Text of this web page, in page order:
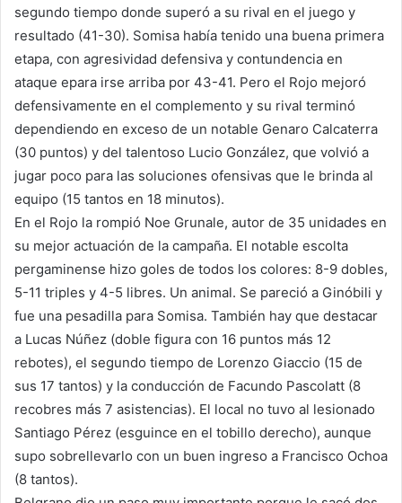
segundo tiempo donde superó a su rival en el juego y
resultado (41-30). Somisa había tenido una buena primera
etapa, con agresividad defensiva y contundencia en
ataque epara irse arriba por 43-41. Pero el Rojo mejoró
defensivamente en el complemento y su rival terminó
dependiendo en exceso de un notable Genaro Calcaterra
(30 puntos) y del talentoso Lucio González, que volvió a
jugar poco para las soluciones ofensivas que le brinda al
equipo (15 tantos en 18 minutos).
En el Rojo la rompió Noe Grunale, autor de 35 unidades en
su mejor actuación de la campaña. El notable escolta
pergaminense hizo goles de todos los colores: 8-9 dobles,
5-11 triples y 4-5 libres. Un animal. Se pareció a Ginóbili y
fue una pesadilla para Somisa. También hay que destacar
a Lucas Núñez (doble figura con 16 puntos más 12
rebotes), el segundo tiempo de Lorenzo Giaccio (15 de
sus 17 tantos) y la conducción de Facundo Pascolatt (8
recobres más 7 asistencias). El local no tuvo al lesionado
Santiago Pérez (esguince en el tobillo derecho), aunque
supo sobrellevarlo con un buen ingreso a Francisco Ochoa
(8 tantos).